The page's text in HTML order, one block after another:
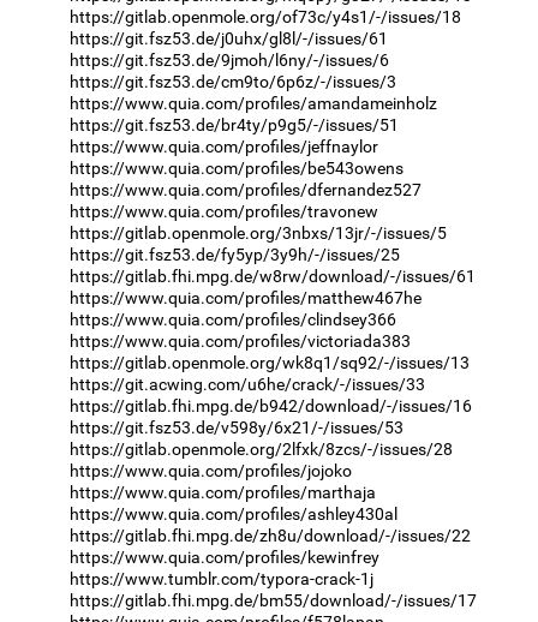
https://gitlab.openmole.org/of73c/y4s1/-/issues/18
https://git.fsz53.de/j0uhx/gl8l/-/issues/61
https://git.fsz53.de/9jmoh/l6ny/-/issues/6
https://git.fsz53.de/cm9to/6p6z/-/issues/3
https://www.quia.com/profiles/amandameinholz
https://git.fsz53.de/br4ty/p9g5/-/issues/51
https://www.quia.com/profiles/jeffnaylor
https://www.quia.com/profiles/be543owens
https://www.quia.com/profiles/dfernandez527
https://www.quia.com/profiles/travonew
https://gitlab.openmole.org/3nbxs/13jr/-/issues/5
https://git.fsz53.de/fy5yp/3y9h/-/issues/25
https://gitlab.fhi.mpg.de/w8rw/download/-/issues/61
https://www.quia.com/profiles/matthew467he
https://www.quia.com/profiles/clindsey366
https://www.quia.com/profiles/victoriada383
https://gitlab.openmole.org/wk8q1/sq92/-/issues/13
https://git.acwing.com/u6he/crack/-/issues/33
https://gitlab.fhi.mpg.de/b942/download/-/issues/16
https://git.fsz53.de/v598y/6x21/-/issues/53
https://gitlab.openmole.org/2lfxk/8zcs/-/issues/28
https://www.quia.com/profiles/jojoko
https://www.quia.com/profiles/marthaja
https://www.quia.com/profiles/ashley430al
https://gitlab.fhi.mpg.de/zh8u/download/-/issues/22
https://www.quia.com/profiles/kewinfrey
https://www.tumblr.com/typora-crack-1j
https://gitlab.fhi.mpg.de/bm55/download/-/issues/17